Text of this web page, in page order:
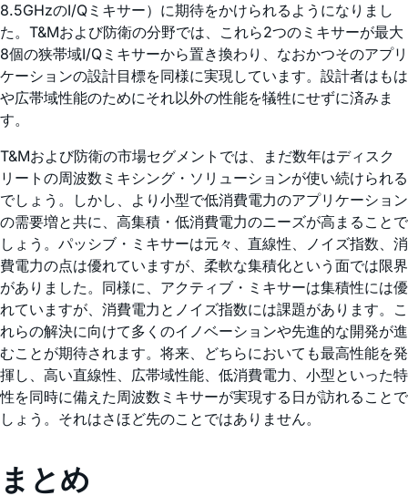
8.5GHzのI/Qミキサー）に期待をかけられるようになりまし
た。T&Mおよび防衛の分野では、これら2つのミキサーが最大
8個の狭帯域I/Qミキサーから置き換わり、なおかつそのアプリ
ケーションの設計目標を同様に実現しています。設計者はもは
や広帯域性能のためにそれ以外の性能を犠牲にせずに済みま
す。
T&Mおよび防衛の市場セグメントでは、まだ数年はディスク
リートの周波数ミキシング・ソリューションが使い続けられる
でしょう。しかし、より小型で低消費電力のアプリケーション
の需要増と共に、高集積・低消費電力のニーズが高まることで
しょう。パッシブ・ミキサーは元々、直線性、ノイズ指数、消
費電力の点は優れていますが、柔軟な集積化という面では限界
がありました。同様に、アクティブ・ミキサーは集積性には優
れていますが、消費電力とノイズ指数には課題があります。こ
れらの解決に向けて多くのイノベーションや先進的な開発が進
むことが期待されます。将来、どちらにおいても最高性能を発
揮し、高い直線性、広帯域性能、低消費電力、小型といった特
性を同時に備えた周波数ミキサーが実現する日が訪れることで
しょう。それはさほど先のことではありません。
まとめ